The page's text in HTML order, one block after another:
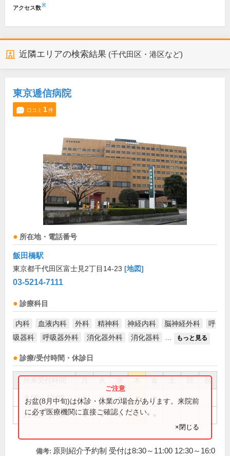
アクセス数※
近隣エリアの検索結果 (千代田区・港区など)
東京逓信病院
口コミ 1件
所在地・電話番号
飯田橋駅
東京都千代田区富士見2丁目14-23 [地図]
03-5214-7111
診療科目
内科 血液内科 外科 精神科 神経内科 脳神経外科
呼
吸器科
呼吸器外科 消化器外科 消化器科 もっと見る
診療/受付時間・休診日
祝
9:00～12:00 ● ● ● ● ●
13:00～17:00 ● ● ● ●
お盆(8月中旬)は休診・休業の場合があります。来院前
に必ず医療機関に直接ご確認ください。
×閉じる
備考: 原則紹介予約制 受付は8:30～11:00 12:30～16:0